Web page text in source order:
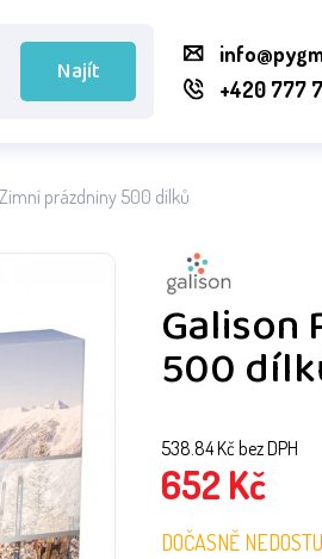
Najít
+420 777
prázdniny 500 dílků
Galison
500
538.84Kč bez DPH
652Kč
DOČASNĚ